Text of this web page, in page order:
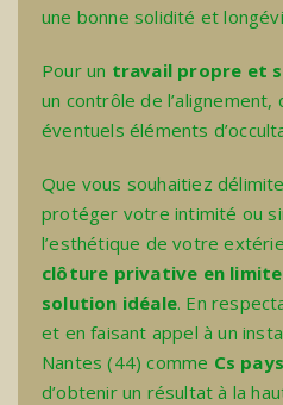
une bonne solidité et
Pour un travail propre et
un contrôle de
éventuels éléments
Que vous souhaitiez
protéger votre intimité ou
l’esthétique de votre
clôture privative en
solution idéale. En
et en faisant appel à un
Nantes (44) comme Cs
d’obtenir un résultat à la